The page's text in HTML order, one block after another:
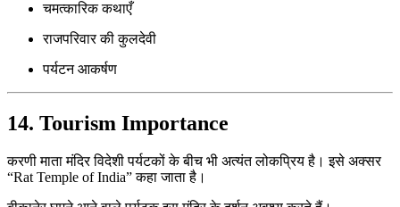
चमत्कारिक कथाएँ
राजपरिवार की कुलदेवी
पर्यटन आकर्षण
14. Tourism Importance
करणी माता मंदिर विदेशी पर्यटकों के बीच भी अत्यंत लोकप्रिय है। इसे अक्सर
“Rat Temple of India” कहा जाता है।